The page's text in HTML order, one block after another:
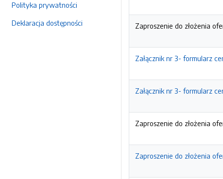
Polityka prywatności
Deklaracja dostępności Zaproszenie do złożenia
Załącznik nr 3- formularz
Załącznik nr 3- formularz
Zaproszenie do złożenia
Zaproszenie do złożenia